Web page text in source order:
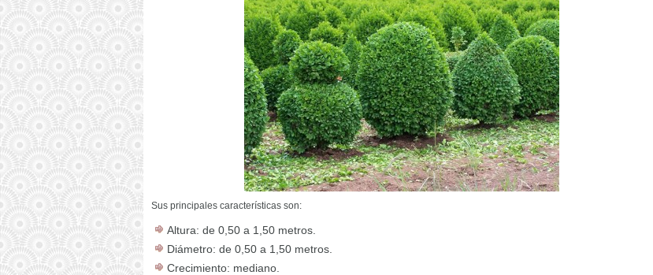
Sus principales características son:
Altura: de 0,50 a 1,50 metros.
Diámetro: de 0,50 a 1,50 metros.
Crecimiento: mediano.